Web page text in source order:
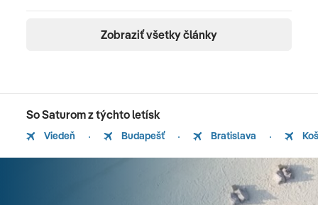
Zobraziť všetky články
So Saturom z týchto letísk
Viedeň Budapešť Bratislava